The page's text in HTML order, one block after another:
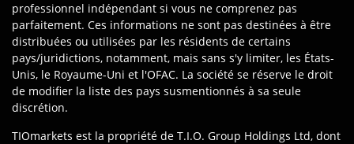
professionnel indépendant si vous ne comprenez pas
parfaitement. Ces informations ne sont pas destinées à être
distribuées ou utilisées par les résidents de certains
pays/juridictions, notamment, mais sans s'y limiter, les États-
Unis, le Royaume-Uni et l'OFAC. La société se réserve le droit
de modifier la liste des pays susmentionnés à sa seule
discrétion.
TIOmarkets est la propriété de T.I.O. Group Holdings Ltd, dont